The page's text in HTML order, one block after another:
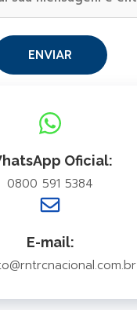
Oficial:
0800 591 5384
E-mail: